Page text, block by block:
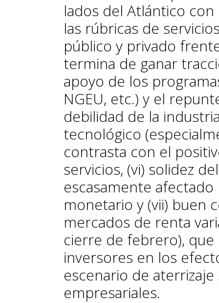
lados del Atlántico
las rúbricas de
público y privado
termina de ganar
apoyo de los
NGEU, etc.) y el
debilidad de la
tecnológico
contrasta con el
servicios, (vi) solidez
escasamente
monetario y (vii) buen
mercados de renta
cierre de febrero),
inversores en los
escenario de
empresariales.